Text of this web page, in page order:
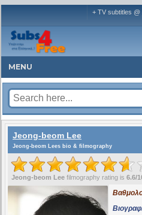
+ TV subtitles @
MENU
Jeong-beom Lee
Jeong-beom Lees bio & filmography
Jeong-beom Lee filmography rating is 6.6/